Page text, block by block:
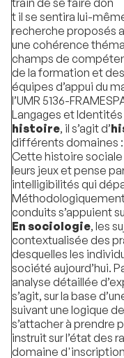
t il se sentira lui-
recherche proposés
une cohérence
champs de
de la formation et
équipes d’appui du
l’UMR 5136-
Langages et Identités
histoire, il s’agit d’
différents domaines
Cette histoire
leurs jeux et pense
intelligibilités qui
conduits s’appuient
En sociologie, les
contextualisée des
desquelles les
société aujourd’hui.
analyse détaillée
s’agit, sur la base
suivant une logique
s’attacher à prendre
instruit sur l’état des
domaine